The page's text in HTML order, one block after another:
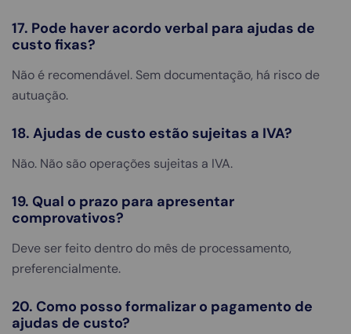
17. Pode haver acordo verbal para ajudas de
custo fixas?
Não é recomendável. Sem documentação, há risco de
autuação.
18. Ajudas de custo estão sujeitas a IVA?
Não. Não são operações sujeitas a IVA.
19. Qual o prazo para apresentar
comprovativos?
Deve ser feito dentro do mês de processamento,
preferencialmente.
20. Como posso formalizar o pagamento de
ajudas de custo?